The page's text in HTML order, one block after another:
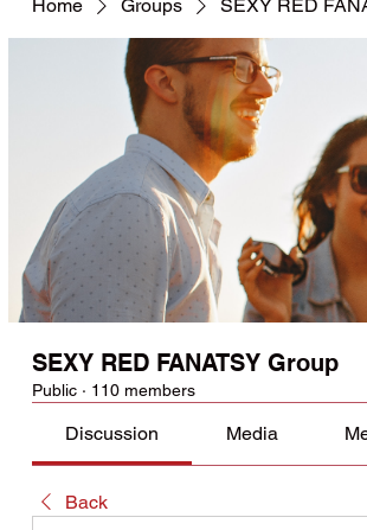
Home Groups SEXY RED
SEXY RED FANATSY Group
Public · 110 members
Discussion Media
Back